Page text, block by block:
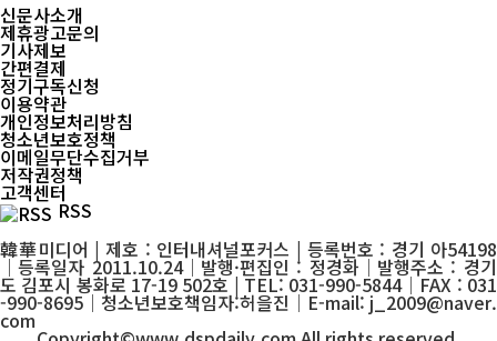
신문사소개
제휴광고문의
기사제보
간편결제
정기구독신청
이용약관
개인정보처리방침
청소년보호정책
이메일무단수집거부
저작권정책
고객센터
RSS
韓華미디어 | 제호 : 인터내셔널포커스 | 등록번호 : 경기 아54198
│등록일자 2011.10.24│발행·편집인 : 정경화│발행주소 : 경기
도 김포시 봉화로 17-19 502호 | TEL: 031-990-5844│FAX : 031
-990-8695│청소년보호책임자:허을진│E-mail: j_2009@naver.
com